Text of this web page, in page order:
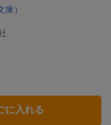
庫）
に入れる